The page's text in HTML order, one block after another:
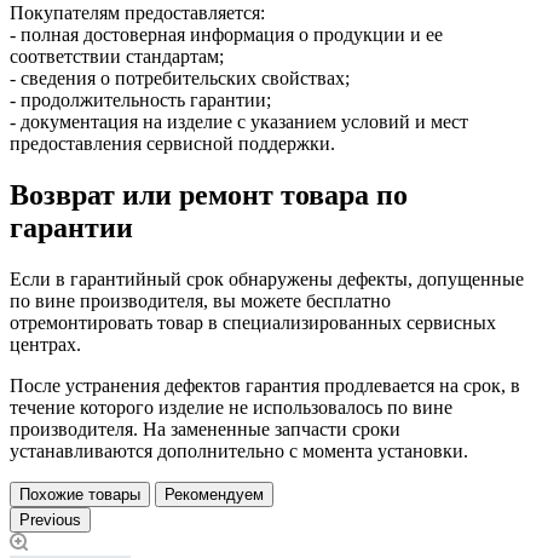
Покупателям предоставляется:
- полная достоверная информация о продукции и ее
соответствии стандартам;
- сведения о потребительских свойствах;
- продолжительность гарантии;
- документация на изделие с указанием условий и мест
предоставления сервисной поддержки.
Возврат или ремонт товара по
гарантии
Если в гарантийный срок обнаружены дефекты, допущенные
по вине производителя, вы можете бесплатно
отремонтировать товар в специализированных сервисных
центрах.
После устранения дефектов гарантия продлевается на срок, в
течение которого изделие не использовалось по вине
производителя. На замененные запчасти сроки
устанавливаются дополнительно с момента установки.
Похожие товары
Рекомендуем
Previous